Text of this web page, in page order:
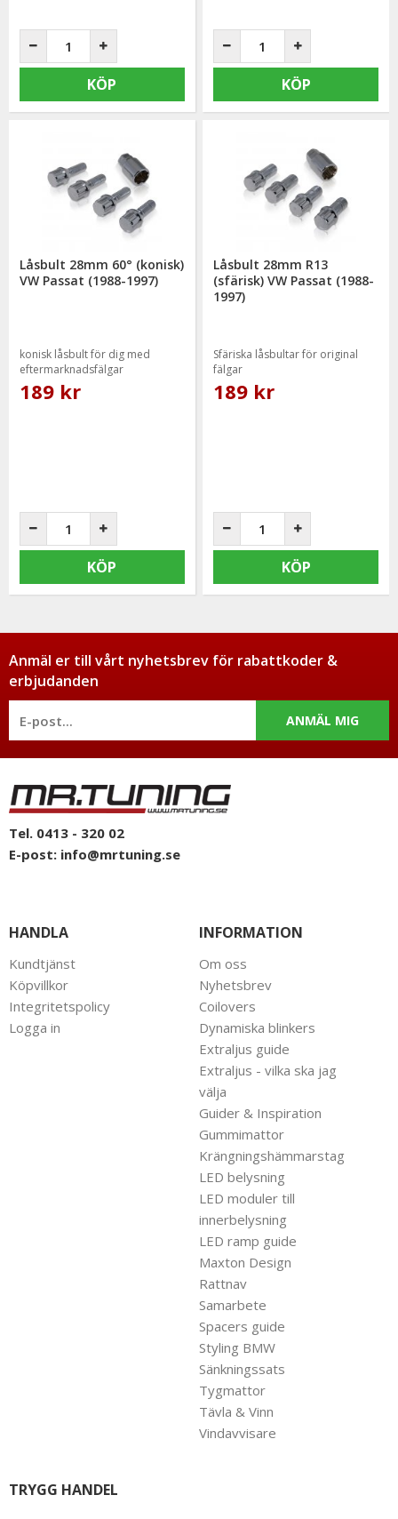
KÖP KÖP
Låsbult 28mm 60° (konisk)
VW Passat (1988-1997)
konisk låsbult för dig med
eftermarknadsfälgar
189 kr
KÖP
Låsbult 28mm R13
(sfärisk) VW Passat (1988-
1997)
Sfäriska låsbultar för original
fälgar
189 kr
KÖP
Anmäl er till vårt nyhetsbrev för rabattkoder &
erbjudanden
ANMÄL MIG
Tel. 0413 - 320 02
E-post: info@mrtuning.se
HANDLA
Kundtjänst
Köpvillkor
Integritetspolicy
Logga in
INFORMATION
Om oss
Nyhetsbrev
Coilovers
Dynamiska blinkers
Extraljus guide
Extraljus - vilka ska jag
välja
Guider & Inspiration
Gummimattor
Krängningshämmarstag
LED belysning
LED moduler till
innerbelysning
LED ramp guide
Maxton Design
Rattnav
Samarbete
Spacers guide
Styling BMW
Sänkningssats
Tygmattor
Tävla & Vinn
Vindavvisare
TRYGG HANDEL